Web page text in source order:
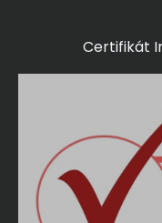
Certifikát